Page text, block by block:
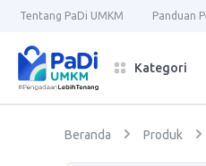
Tentang PaDi UMKM Panduan
Kategori
Beranda Produk